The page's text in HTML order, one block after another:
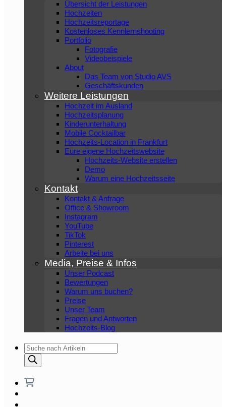
Übersicht der Leistungen
Hochzeiten
Hochzeitsreportage
Kostenloses Kennlernshooting
Portfolio
Fotografie
Videobeispiele
About
Das Team von Studio AVS
Geschäftskunden
Weitere Leistungen
Hochzeit im Ausland
Hochzeitsplanung
Kinderunterhaltung
Mobile Cocktailbar
Hochzeits-Location in Frankfurt
Eure eigene Hochzeitswebsite
Hochzeits-Website erstellen
Demo
Warum eine Hochzeitsseite
Kontakt
Kontakt & Anfrage
Office & Showroom
Instagram
YouTube
TikTok
Pinterest
Arbeite bei uns
Media, Preise & Infos
Unser Podcast
Bewertungen
Warum uns buchen?
Preise
Unser Team
Fragen und Antworten
Hochzeits-Blog
Products
search